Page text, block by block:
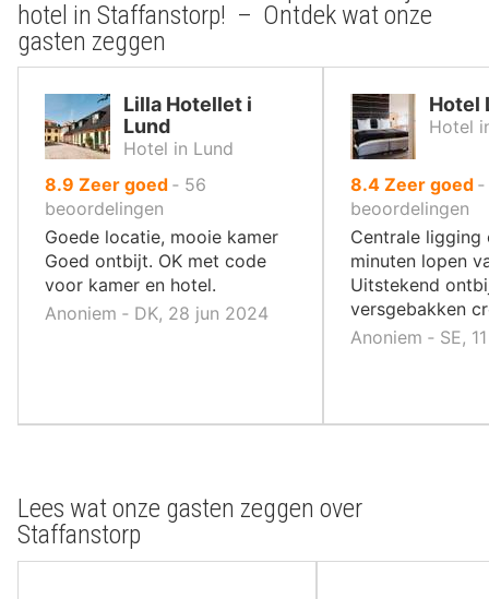
hotel in Staffanstorp! – Ontdek wat onze
gasten zeggen
Lilla Hotellet i
Lund
Hotel in Lund
8.9 uit
10
,
Zeer goed ‐ 56
beoordelingen
Goede locatie, mooie kamer
Goed ontbijt. OK met code
voor kamer en hotel.
Anoniem ‐ DK, 28 jun 2024
Hotel
Hotel
8.4uit
10
,
Zeer goed ‐
beoordelingen
Centrale ligging
minuten lopen
Uitstekend
versgebakken
Anoniem ‐ SE,
Lees wat onze gasten zeggen over
Staffanstorp